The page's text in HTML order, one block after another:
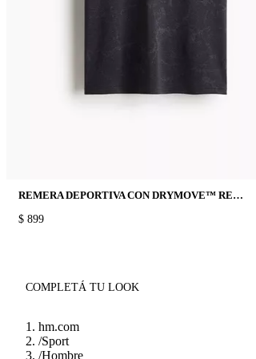
REMERA DEPORTIVA CON DRYMOVE™ REGULAR FIT
PRICE:
$ 899
COMPLETÁ TU LOOK
hm.com
/Sport
/Hombre